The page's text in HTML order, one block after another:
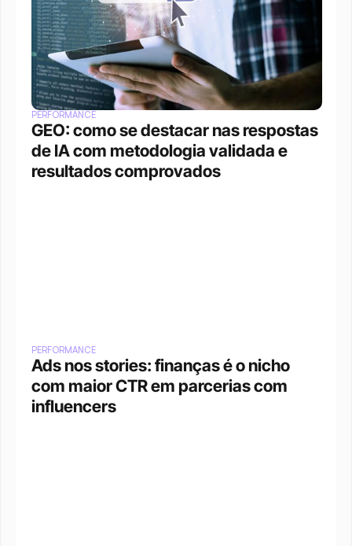
PERFORMANCE
GEO: como se destacar nas respostas
de IA com metodologia validada e
resultados comprovados
PERFORMANCE
Ads nos stories: finanças é o nicho
com maior CTR em parcerias com
influencers